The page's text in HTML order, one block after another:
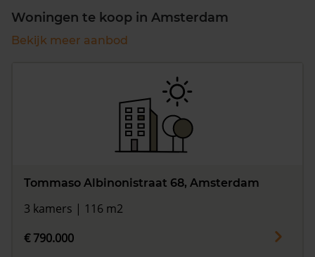
Woningen te koop in Amsterdam
Bekijk meer aanbod
Tommaso Albinonistraat 68, Amsterdam
3 kamers | 116 m2
€ 790.000